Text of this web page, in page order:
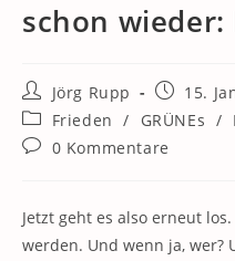
schon
Beitrags-
Autor:
Jörg Rupp
Beitrag
15.
Beitrags-
Kategorie:
Frieden / GRÜNEs /
Beitrags-
0 Kommentare
Jetzt geht es also erneut
werden. Und wenn ja, wer?